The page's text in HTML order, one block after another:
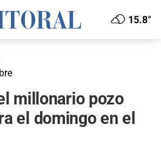
15.8°
millonario pozo
el domingo en el